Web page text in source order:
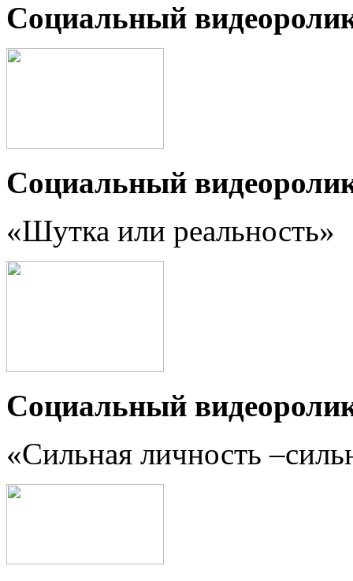
Социальный
Социальный
«Шутка или реальность»
Социальный
«Сильная личность